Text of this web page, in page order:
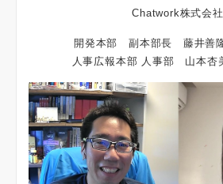
Chatwork株式会社
開発本部 副本部長 藤井善隆
人事広報本部 人事部 山本杏